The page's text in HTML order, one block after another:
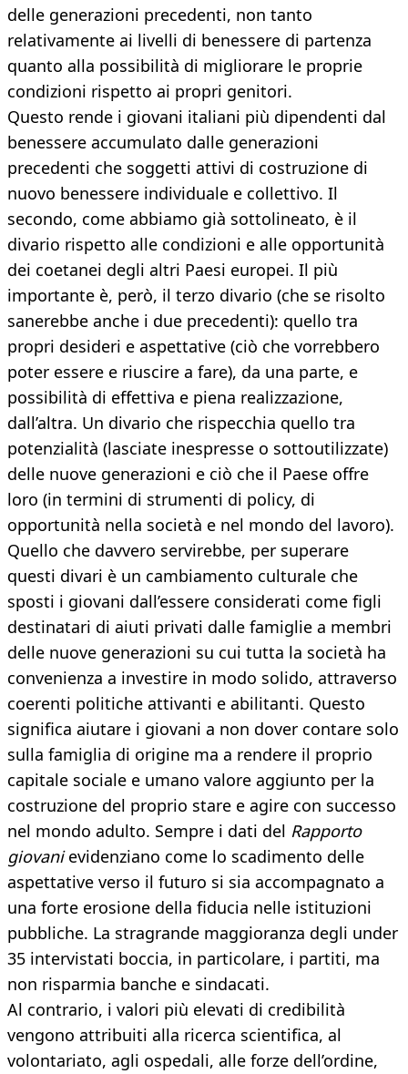
delle generazioni precedenti, non tanto
relativamente ai livelli di benessere di partenza
quanto alla possibilità di migliorare le proprie
condizioni rispetto ai propri genitori.
Questo rende i giovani italiani più dipendenti dal
benessere accumulato dalle generazioni
precedenti che soggetti attivi di costruzione di
nuovo benessere individuale e collettivo. Il
secondo, come abbiamo già sottolineato, è il
divario rispetto alle condizioni e alle opportunità
dei coetanei degli altri Paesi europei. Il più
importante è, però, il terzo divario (che se risolto
sanerebbe anche i due precedenti): quello tra
propri desideri e aspettative (ciò che vorrebbero
poter essere e riuscire a fare), da una parte, e
possibilità di effettiva e piena realizzazione,
dall’altra. Un divario che rispecchia quello tra
potenzialità (lasciate inespresse o sottoutilizzate)
delle nuove generazioni e ciò che il Paese offre
loro (in termini di strumenti di policy, di
opportunità nella società e nel mondo del lavoro).
Quello che davvero servirebbe, per superare
questi divari è un cambiamento culturale che
sposti i giovani dall’essere considerati come figli
destinatari di aiuti privati dalle famiglie a membri
delle nuove generazioni su cui tutta la società ha
convenienza a investire in modo solido, attraverso
coerenti politiche attivanti e abilitanti. Questo
significa aiutare i giovani a non dover contare solo
sulla famiglia di origine ma a rendere il proprio
capitale sociale e umano valore aggiunto per la
costruzione del proprio stare e agire con successo
nel mondo adulto. Sempre i dati del Rapporto
giovanievidenziano come lo scadimento delle
aspettative verso il futuro si sia accompagnato a
una forte erosione della fiducia nelle istituzioni
pubbliche. La stragrande maggioranza degli under
35 intervistati boccia, in particolare, i partiti, ma
non risparmia banche e sindacati.
Al contrario, i valori più elevati di credibilità
vengono attribuiti alla ricerca scientifica, al
volontariato, agli ospedali, alle forze dell’ordine,